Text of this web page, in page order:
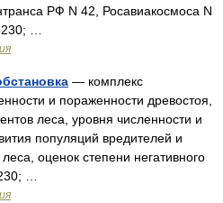
РФ N 42, Росавиакосмоса N
…
— комплекс
и пораженности древостоя,
леса, уровня численности и
популяций вредителей и
оценок степени негативного
…